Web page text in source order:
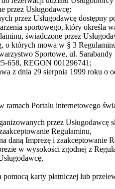
przez Usługodawcę;
przez Usługodawcę
sportowego, który określa
świadczone przez
o których mowa w § 3
Sportowe, ul.
658, REGON 001296741;
z dnia 29 sierpnia 1999 roku
ramach Portalu internetowego
przez Usługodawcę
Regulaminu,
daną Imprezę i zaakceptowanie
w wysokości zgodnej z
pomocą karty płatniczej lub